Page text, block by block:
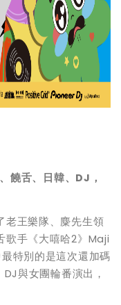
饒舌、日韓、DJ，
老王樂隊、麋先生領
歌手《大嘻哈2》Maji
特別的是這次還加碼
與女團輪番演出，